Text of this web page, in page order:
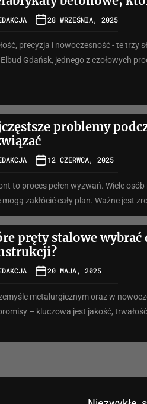
28 WRZEŚNIA, 2025
precyzja i nowoczesność - te trzy
Elbud Gdańsk, jednego z czołowych
problemy
12 CZERWCA, 2025
to proces pełen wyzwań. Wiele
mogą zakłócić cały plan. Ważne jest
pręty stalowe wybrać
20 MAJA, 2025
metalurgicznym oraz w
– kluczowa jest jakość,